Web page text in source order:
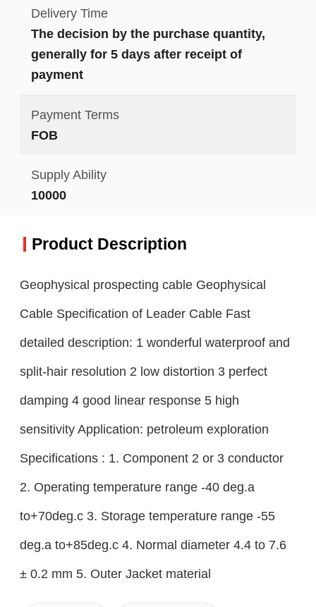
Delivery Time
The decision by the purchase quantity,
generally for 5 days after receipt of
payment
Payment Terms
FOB
Supply Ability
10000
Product Description
Geophysical prospecting cable Geophysical
Cable Specification of Leader Cable Fast
detailed description: 1 wonderful waterproof and
split-hair resolution 2 low distortion 3 perfect
damping 4 good linear response 5 high
sensitivity Application: petroleum exploration
Specifications : 1. Component 2 or 3 conductor
2. Operating temperature range -40 deg.a
to+70deg.c 3. Storage temperature range -55
deg.a to+85deg.c 4. Normal diameter 4.4 to 7.6
± 0.2 mm 5. Outer Jacket material